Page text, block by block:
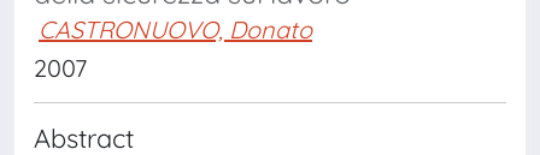
CASTRONUOVO, Donato
2007
Abstract